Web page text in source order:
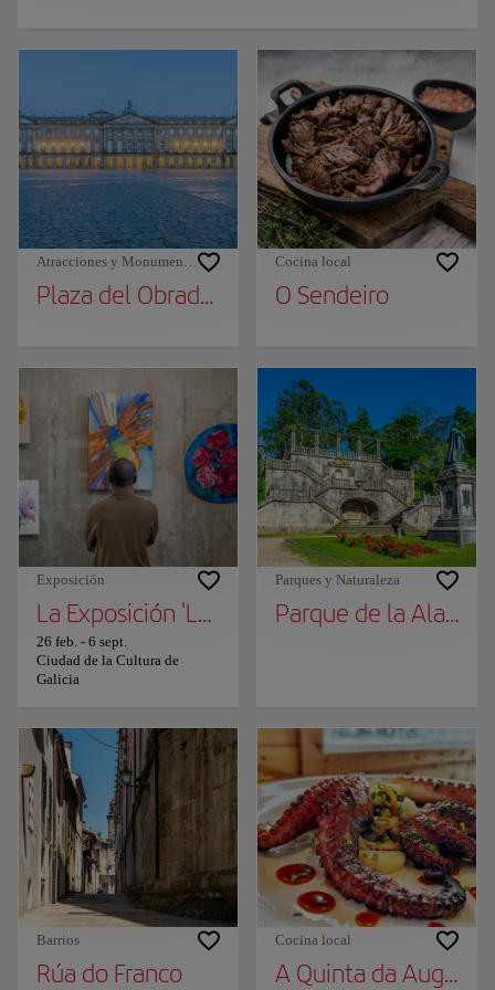
Atracciones y Monumentos
Plaza del Obradoiro
Cocina local
O Sendeiro
Exposición
La Exposición 'Las estaciones del año en el
26 feb. - 6 sept.
Ciudad de la Cultura de
Galicia
Parques y Naturaleza
Parque de la
Barrios
Rúa do Franco
Cocina local
A Quinta da Auga.